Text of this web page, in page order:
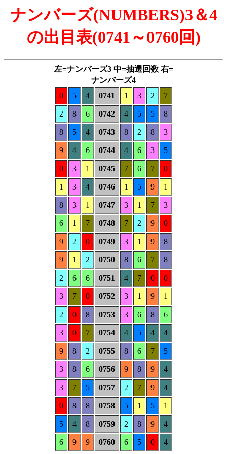
ナンバーズ(NUMBERS)3＆4
の出目表(0741～0760回)
左=ナンバーズ3 中=抽選回数 右=
ナンバーズ4
0
5 4 0741 1 3 2 7
2 8 6 0742 4 5 5 8
8 5 4 0743 8 2 8 3
9 4 6 0744 4 6 3 5
0 3 1 0745 7 6 7 0
1 3 4 0746 1 5 9 1
8 3 1 0747 3 1 7 3
6 1 7 0748 7 2 9 0
9 2 0 0749 3 1 9 8
9 1 2 0750 8 6 7 8
2 6 6 0751 4 7 0 0
3 7 0 0752 3 1 9 1
2 0 8 0753 3 6 8 6
3 0 7 0754 4 5 4 4
9 8 2 0755 8 6 7 5
3 8 6 0756 9 8 9 4
3 7 5 0757 2 7 9 4
0 8 8 0758 5 1 5 1
5 4 8 0759 2 8 9 4
6 9 9 0760 6 5 0 4